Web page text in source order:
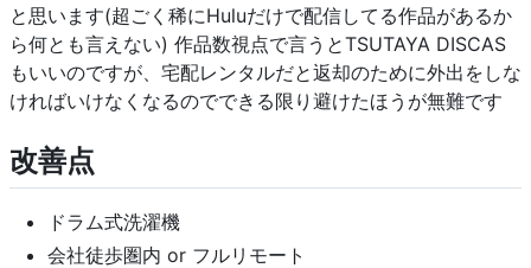
と思います(超ごく稀にHuluだけで配信してる作品があるか
ら何とも言えない) 作品数視点で言うとTSUTAYA DISCAS
もいいのですが、宅配レンタルだと返却のために外出をしな
ければいけなくなるのでできる限り避けたほうが無難です
改善点
ドラム式洗濯機
会社徒歩圏内 or フルリモート